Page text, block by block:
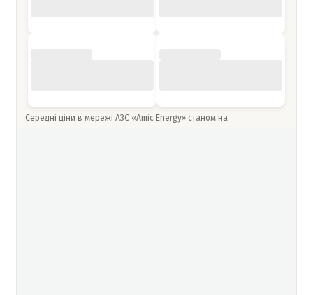
Середні ціни в мережі АЗС «Amic Energy» станом на